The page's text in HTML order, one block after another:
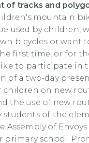
of tracks and
mountain
used by children,
bicycles or want
first time, or for
to participate in
of a two-day
children on new
the use of new
students of the
Assembly of
primary school.